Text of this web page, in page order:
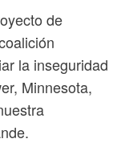
de
la inseguridad
Minnesota,